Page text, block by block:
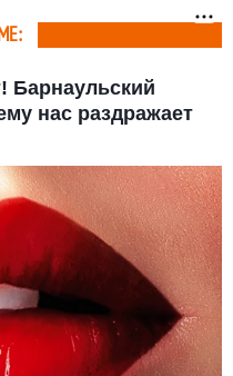
Барнаульский
нас раздражает